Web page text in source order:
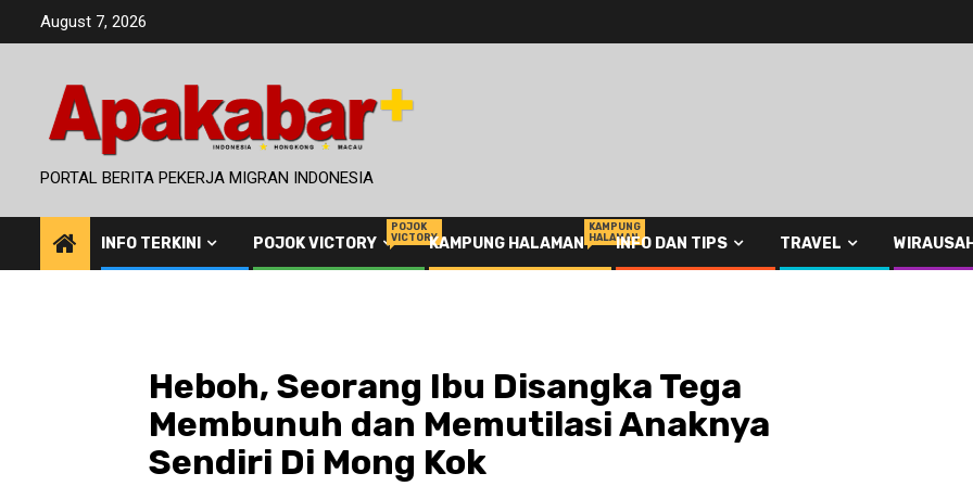
August 7, 2026
PORTAL BERITA PEKERJA MIGRAN INDONESIA
INFO TERKINI POJOK VICTORY
POJOK
VICTORYKAMPUNG HALAMAN
KAMPUNG
HALAMANINFO DAN TIPS TRAVEL
Heboh, Seorang Ibu Disangka Tega
Membunuh dan Memutilasi Anaknya
Sendiri Di Mong Kok